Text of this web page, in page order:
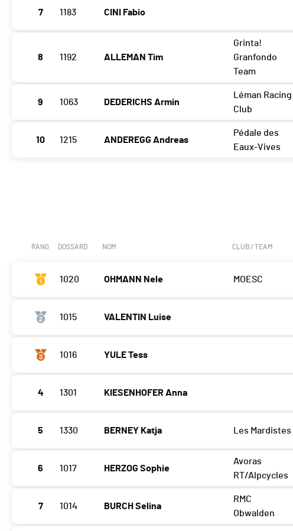
7 1183 CINI Fabio
8 1192 ALLEMAN Tim
Grinta!
Granfondo
Team
9 1063 DEDERICHS Armin
Léman Racing
Club
10 1215 ANDEREGG Andreas
Pédale des
Eaux-Vives
RANG DOSSARD NOM CLUB / TEAM
1020 OHMANN Nele MOESC
1015 VALENTIN Luise
1016 YULE Tess
4 1301 KIESENHOFER Anna
5 1330 BERNEY Katja Les Mardistes
6 1017 HERZOG Sophie
Avoras
RT/Alpcycles
7 1014 BURCH Selina
RMC
Obwalden